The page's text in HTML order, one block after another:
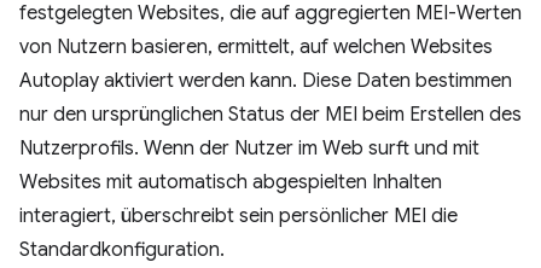
festgelegten Websites, die auf aggregierten MEI-Werten
von Nutzern basieren, ermittelt, auf welchen Websites
Autoplay aktiviert werden kann. Diese Daten bestimmen
nur den ursprünglichen Status der MEI beim Erstellen des
Nutzerprofils. Wenn der Nutzer im Web surft und mit
Websites mit automatisch abgespielten Inhalten
interagiert, überschreibt sein persönlicher MEI die
Standardkonfiguration.